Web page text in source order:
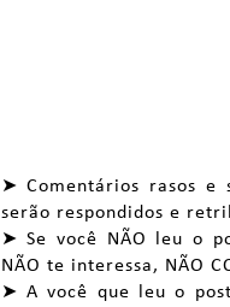
➤ Comentários rasos e
serão respondidos e
➤ Se você NÃO leu o
NÃO te interessa, NÃO
➤ A você que leu o